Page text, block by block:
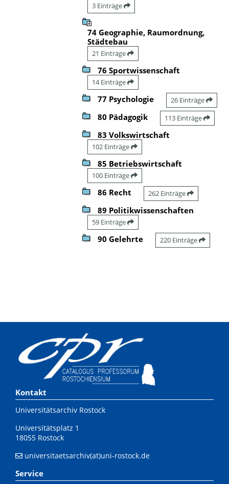
3 Einträge
74 Geographie, Raumordnung,
Städtebau
21 Einträge
76 Sportwissenschaft
14 Einträge
77 Psychologie 26 Einträge
80 Pädagogik 113 Einträge
83 Volkswirtschaft
102 Einträge
85 Betriebswirtschaft
100 Einträge
86 Recht 262 Einträge
89 Politikwissenschaften
59 Einträge
90 Gelehrte 220 Einträge
Kontakt
Universitätsarchiv Rostock
Universitätsplatz 1
18055 Rostock
universitaetsarchiv(at)uni-rostock.de
Service